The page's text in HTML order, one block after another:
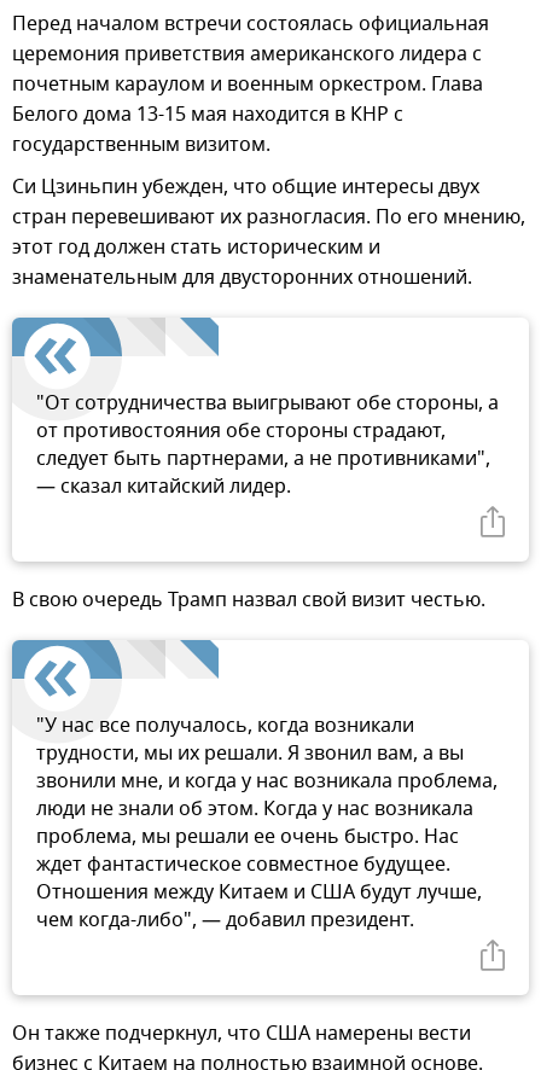
Перед началом встречи состоялась официальная
церемония приветствия американского лидера с
почетным караулом и военным оркестром. Глава
Белого дома 13-15 мая находится в КНР с
государственным визитом.
Си Цзиньпин убежден, что общие интересы двух
стран перевешивают их разногласия. По его мнению,
этот год должен стать историческим и
знаменательным для двусторонних отношений.
"От сотрудничества выигрывают обе стороны, а
от противостояния обе стороны страдают,
следует быть партнерами, а не противниками",
— сказал китайский лидер.
В свою очередь Трамп назвал свой визит честью.
"У нас все получалось, когда возникали
трудности, мы их решали. Я звонил вам, а вы
звонили мне, и когда у нас возникала проблема,
люди не знали об этом. Когда у нас возникала
проблема, мы решали ее очень быстро. Нас
ждет фантастическое совместное будущее.
Отношения между Китаем и США будут лучше,
чем когда-либо", — добавил президент.
Он также подчеркнул, что США намерены вести
бизнес с Китаем на полностью взаимной основе.